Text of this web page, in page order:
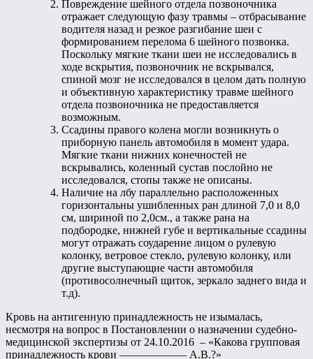
Повреждение шейного отдела позвоночника
отражает следующую фазу травмы – отбрасывание
водителя назад и резкое разгибание шеи с
формированием перелома 6 шейного позвонка.
Поскольку мягкие ткани шеи не исследовались в
ходе вскрытия, позвоночник не вскрывался,
спиной мозг не исследовался в целом дать полную
и объективную характеристику травме шейного
отдела позвоночника не предоставляется
возможным.
Ссадины правого колена могли возникнуть о
приборную панель автомобиля в момент удара.
Мягкие ткани нижних конечностей не
вскрывались, коленный сустав послойно не
исследовался, стопы также не описаны.
Наличие на лбу параллельно расположенных
горизонтальны ушибленных ран длиной 7,0 и 8,0
см, шириной по 2,0см., а также рана на
подбородке, нижней губе и вертикальные ссадины
могут отражать соударение лицом о рулевую
колонку, ветровое стекло, рулевую колонку, или
другие выступающие части автомобиля
(противосолнечный щиток, зеркало заднего вида и
т.д).
Кровь на антигенную принадлежность не изымалась,
несмотря на вопрос в Постановлении о назначении судебно-
медицинской экспертизы от 24.10.2016 – «Какова групповая
принадлежность крови —————— А.В.?»